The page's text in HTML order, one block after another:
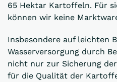
65 Hektar Kartoffeln. Für
können wir keine
Insbesondere auf leichten
Wasserversorgung durch
nicht nur zur Sicherung
für die Qualität der